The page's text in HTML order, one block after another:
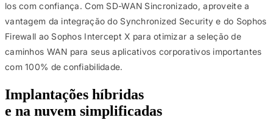
los com confiança. Com SD-WAN Sincronizado, aproveite a
vantagem da integração do Synchronized Security e do Sophos
Firewall ao Sophos Intercept X para otimizar a seleção de
caminhos WAN para seus aplicativos corporativos importantes
com 100% de confiabilidade.
Implantações híbridas
e na nuvem simplificadas